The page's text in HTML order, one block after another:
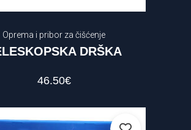
Oprema i pribor za čišćenje
DRŠKA
46.50€